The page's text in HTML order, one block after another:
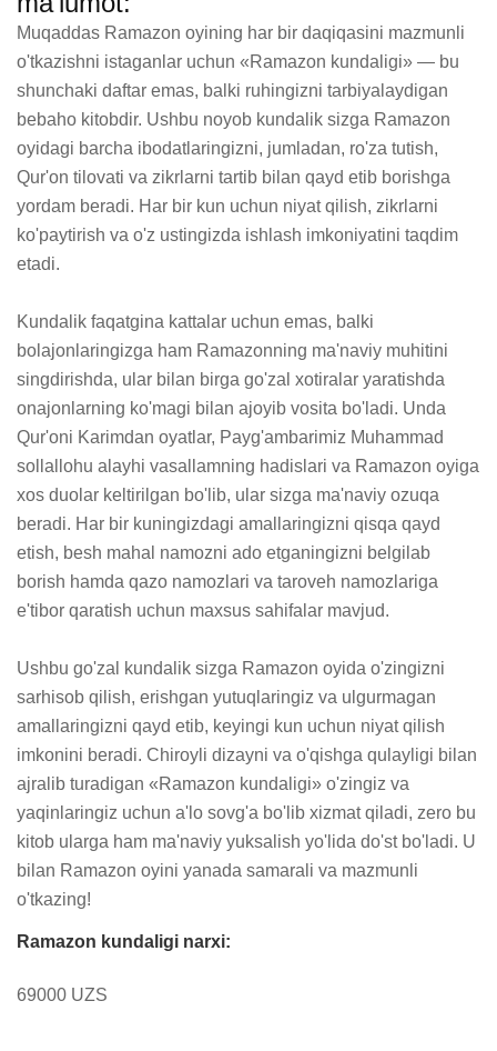
Muqaddas Ramazon oyining har bir daqiqasini mazmunli
o'tkazishni istaganlar uchun «Ramazon kundaligi» — bu
shunchaki daftar emas, balki ruhingizni tarbiyalaydigan
bebaho kitobdir. Ushbu noyob kundalik sizga Ramazon
oyidagi barcha ibodatlaringizni, jumladan, ro'za tutish,
Qur'on tilovati va zikrlarni tartib bilan qayd etib borishga
yordam beradi. Har bir kun uchun niyat qilish, zikrlarni
ko'paytirish va o'z ustingizda ishlash imkoniyatini taqdim
etadi.
Kundalik faqatgina kattalar uchun emas, balki
bolajonlaringizga ham Ramazonning ma'naviy muhitini
singdirishda, ular bilan birga go'zal xotiralar yaratishda
onajonlarning ko'magi bilan ajoyib vosita bo'ladi. Unda
Qur'oni Karimdan oyatlar, Payg'ambarimiz Muhammad
sollallohu alayhi vasallamning hadislari va Ramazon oyiga
xos duolar keltirilgan bo'lib, ular sizga ma'naviy ozuqa
beradi. Har bir kuningizdagi amallaringizni qisqa qayd
etish, besh mahal namozni ado etganingizni belgilab
borish hamda qazo namozlari va taroveh namozlariga
e'tibor qaratish uchun maxsus sahifalar mavjud.
Ushbu go'zal kundalik sizga Ramazon oyida o'zingizni
sarhisob qilish, erishgan yutuqlaringiz va ulgurmagan
amallaringizni qayd etib, keyingi kun uchun niyat qilish
imkonini beradi. Chiroyli dizayni va o'qishga qulayligi bilan
ajralib turadigan «Ramazon kundaligi» o'zingiz va
yaqinlaringiz uchun a'lo sovg'a bo'lib xizmat qiladi, zero bu
kitob ularga ham ma'naviy yuksalish yo'lida do'st bo'ladi. U
bilan Ramazon oyini yanada samarali va mazmunli
o'tkazing!
Ramazon kundaligi narxi:
69000 UZS